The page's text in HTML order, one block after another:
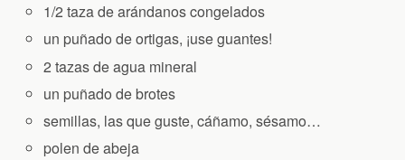
1/2 taza de arándanos congelados
un puñado de ortigas, ¡use guantes!
2 tazas de agua mineral
un puñado de brotes
semillas, las que guste, cáñamo, sésamo…
polen de abeja